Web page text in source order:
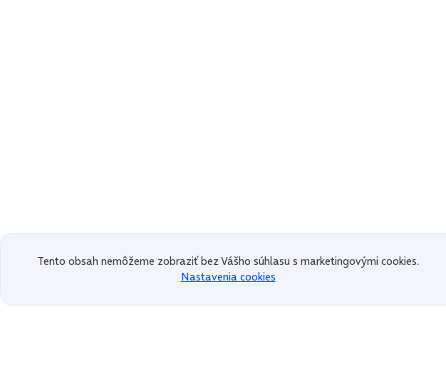
Tento obsah nemôžeme zobraziť bez Vášho súhlasu s marketingovými cookies.
Nastavenia cookies